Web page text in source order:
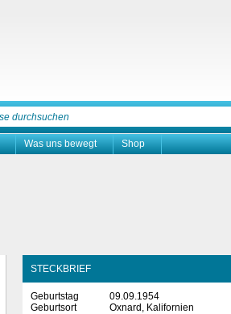
Was uns bewegt Shop
STECKBRIEF
Geburtstag
09.09.1954
Geburtsort
Oxnard, Kalifornien